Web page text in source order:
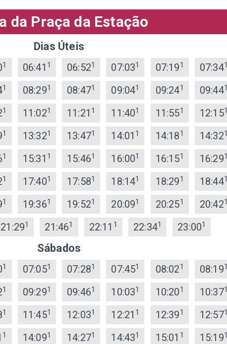
da Praça da Estação
Dias Úteis
1 06:41 1 06:521 07:031 07:191 07:341
1 08:291 08:471 09:041 09:241 09:441
1 11:021 11:21 1 11:401 11:551 12:151
1 13:321 13:471 14:01 1 14:181 14:321
1 15:31 1 15:461 16:001 16:151 16:291
1 17:401 17:581 18:141 18:291 18:441
1 19:361 19:521 20:091 20:251 20:421
21:291 21:461 22:11 1 22:341 23:001
Sábados
1 07:051 07:281 07:451 08:021 08:191
1 09:291 09:461 10:031 10:201 10:371
1 11:451 12:031 12:21 1 12:391 12:571
1 14:091 14:271 14:431 15:01 1 15:191